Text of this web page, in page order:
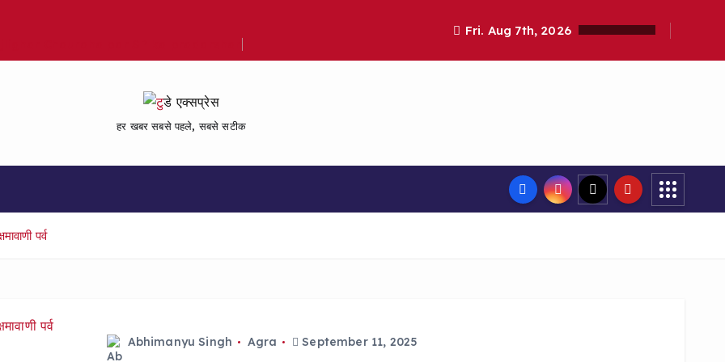
Fri. Aug 7th, 2026
हर खबर सबसे पहले, सबसे सटीक
पर्व
Abhimanyu Singh Agra September 11, 2025